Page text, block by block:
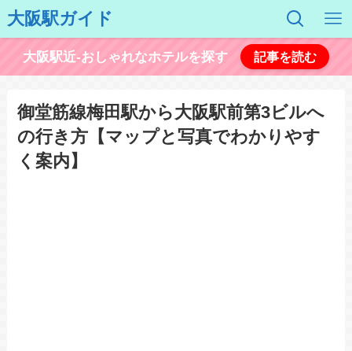
大阪駅ガイド
大阪駅近-おしゃれなホテルを探す 記事を読む
御堂筋線梅田駅から大阪駅前第3ビルへ
の行き方【マップと写真でわかりやす
く案内】